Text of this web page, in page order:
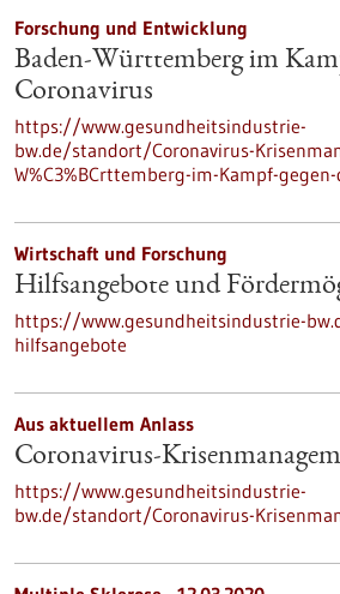
Forschung und Entwicklung
Baden-Württemberg im
Coronavirus
https://www.gesundheitsindustrie-
bw.de/standort/Coronavirus-
W%C3%BCrttemberg-im-Kampf-
Wirtschaft und Forschung
Hilfsangebote und
https://www.gesundheitsindustrie-
hilfsangebote
Aus aktuellem Anlass
Coronavirus-
https://www.gesundheitsindustrie-
bw.de/standort/Coronavirus-